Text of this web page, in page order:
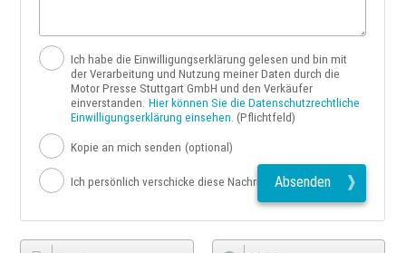
Ich habe die Einwilligungserklärung gelesen und bin mit
der Verarbeitung und Nutzung meiner Daten durch die
Motor Presse Stuttgart GmbH und den Verkäufer
einverstanden. Hier können Sie die Datenschutzrechtliche
Einwilligungserklärung einsehen. (Pflichtfeld)
Kopie an mich senden (optional)
Ich persönlich verschicke diese Nachricht Absenden